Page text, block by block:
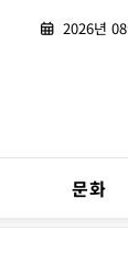
2026년
문화